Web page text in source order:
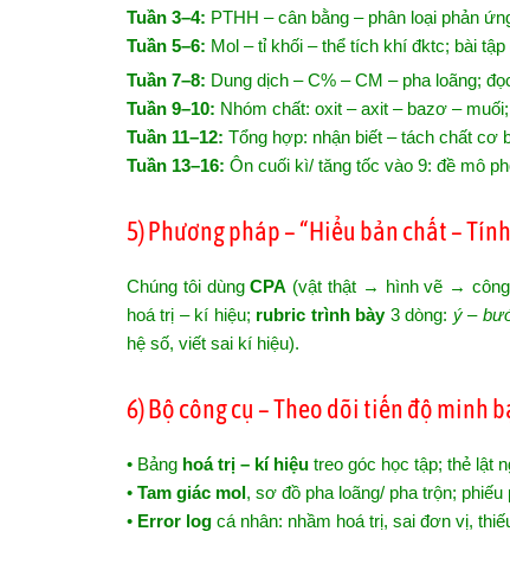
Tuần 3–4: PTHH – cân bằng – phân loại phản
Tuần 5–6: Mol – tỉ khối – thể tích khí đktc; bài
Tuần 7–8: Dung dịch – C% – CM – pha loãng;
Tuần 9–10: Nhóm chất: oxit – axit – bazơ –
Tuần 11–12: Tổng hợp: nhận biết – tách chất cơ
Tuần 13–16: Ôn cuối kì/ tăng tốc vào 9: đề mô
5) Phương pháp – “Hiểu bản chất –
Chúng tôi dùngCPA (vật thật → hình vẽ →
hoá trị – kí hiệu; rubric trình bày3 dòng: ý –
hệ số, viết sai kí hiệu).
6) Bộ công cụ – Theo dõi tiến độ minh
• Bảng hoá trị – kí hiệu treo góc học tập; thẻ lật
• Tam giác mol, sơ đồ pha loãng/ pha trộn;
• Error log cá nhân: nhầm hoá trị, sai đơn vị,